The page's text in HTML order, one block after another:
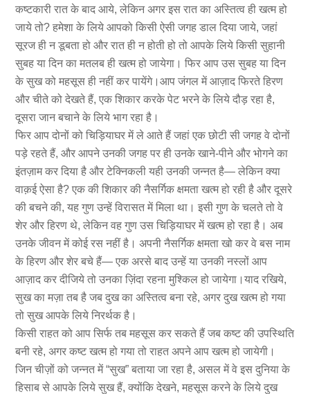
कष्टकारी रात के बाद आये, लेकिन अगर इस रात का अस्तित्व ही खत्म हो
जाये तो? हमेशा के लिये आपको किसी ऐसी जगह डाल दिया जाये, जहां
सूरज ही न डूबता हो और रात ही न होती हो तो आपके लिये किसी सुहानी
सुबह या दिन का मतलब ही खत्म हो जायेगा। फिर आप उस सुबह या दिन
के सुख को महसूस ही नहीं कर पायेंगे।आप जंगल में आज़ाद फिरते हिरण
और चीते को देखते हैं, एक शिकार करके पेट भरने के लिये दौड़ रहा है,
दूसरा जान बचाने के लिये भाग रहा है।
फिर आप दोनों को चिड़ियाघर में ले आते हैं जहां एक छोटी सी जगह वे दोनों
पड़े रहते हैं, और आपने उनकी जगह पर ही उनके खाने-पीने और भोगने का
इंतज़ाम कर दिया है और टेक्निकली यही उनकी जन्नत है— लेकिन क्या
वाक़ई ऐसा है? एक की शिकार की नैसर्गिक क्षमता खत्म हो रही है और दूसरे
की बचने की, यह गुण उन्हें विरासत में मिला था। इसी गुण के चलते तो वे
शेर और हिरण थे, लेकिन वह गुण उस चिड़ियाघर में खत्म हो रहा है। अब
उनके जीवन में कोई रस नहीं है। अपनी नैसर्गिक क्षमता खो कर वे बस नाम
के हिरण और शेर बचे हैं— एक अरसे बाद उन्हें या उनकी नस्लों आप
आज़ाद कर दीजिये तो उनका ज़िंदा रहना मुश्किल हो जायेगा।याद रखिये,
सुख का मज़ा तब है जब दुख का अस्तित्व बना रहे, अगर दुख खत्म हो गया
तो सुख आपके लिये निरर्थक है।
किसी राहत को आप सिर्फ तब महसूस कर सकते हैं जब कष्ट की उपस्थिति
बनी रहे, अगर कष्ट खत्म हो गया तो राहत अपने आप खत्म हो जायेगी।
जिन चीज़ों को जन्नत में “सुख” बताया जा रहा है, असल में वे इस दुनिया के
हिसाब से आपके लिये सुख हैं, क्योंकि देखने, महसूस करने के लिये दुख